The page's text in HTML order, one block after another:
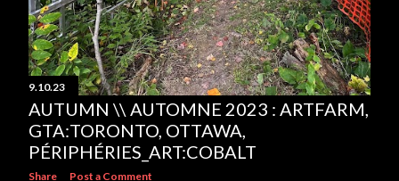
9.10.23
AUTUMN \\ AUTOMNE 2023 : ARTFARM,
GTA:TORONTO, OTTAWA,
PÉRIPHÉRIES_ART:COBALT
Share Post a Comment